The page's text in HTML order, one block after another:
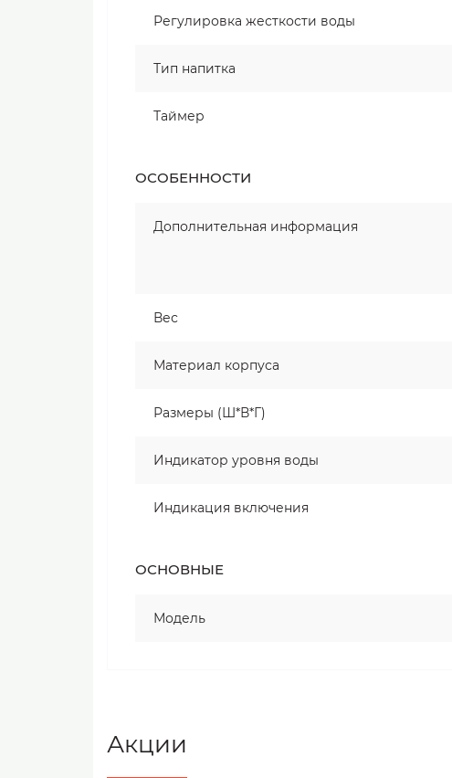
Регулировка жесткости воды
Тип напитка
Таймер
ОСОБЕННОСТИ
Дополнительная информация
Вес
Материал корпуса
Размеры (Ш*В*Г)
Индикатор уровня воды
Индикация включения
ОСНОВНЫЕ
Модель
Акции